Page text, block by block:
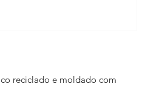
reciclado e moldado com